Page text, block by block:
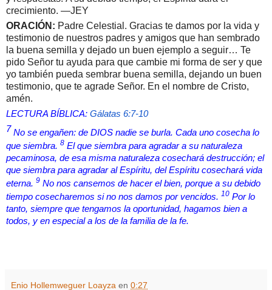
crecimiento. —JEY
ORACIÓN: Padre Celestial. Gracias te damos por la vida y
testimonio de nuestros padres y amigos que han sembrado
la buena semilla y dejado un buen ejemplo a seguir… Te
pido Señor tu ayuda para que cambie mi forma de ser y que
yo también pueda sembrar buena semilla, dejando un buen
testimonio, que te agrade Señor. En el nombre de Cristo,
amén.
LECTURA BÍBLICA: Gálatas 6:7-10
7 No se engañen: de DIOS nadie se burla. Cada uno cosecha lo
que siembra. 8 El que siembra para agradar a su naturaleza
pecaminosa, de esa misma naturaleza cosechará destrucción; el
que siembra para agradar al Espíritu, del Espíritu cosechará vida
eterna. 9 No nos cansemos de hacer el bien, porque a su debido
tiempo cosecharemos si no nos damos por vencidos. 10 Por lo
tanto, siempre que tengamos la oportunidad, hagamos bien a
todos, y en especial a los de la familia de la fe.
Enio Hollemweguer Loayza en 0:27